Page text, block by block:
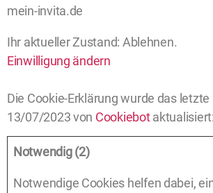
mein-invita.de
Ihr aktueller Zustand: Ablehnen.
Einwilligung ändern
Die Cookie-Erklärung wurde das
13/07/2023 von Cookiebotaktualisiert:
Notwendig (2)
Notwendige Cookies helfen dabei,